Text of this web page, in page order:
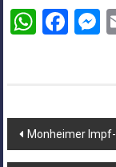
Monheimer